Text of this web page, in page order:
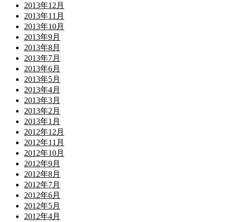
2013年12月
2013年11月
2013年10月
2013年9月
2013年8月
2013年7月
2013年6月
2013年5月
2013年4月
2013年3月
2013年2月
2013年1月
2012年12月
2012年11月
2012年10月
2012年9月
2012年8月
2012年7月
2012年6月
2012年5月
2012年4月